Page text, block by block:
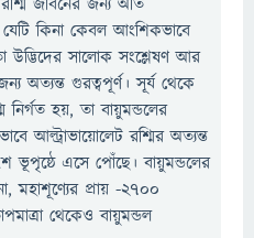
কিনা কেবল আংশিকভাবে
উদ্ভিদের সালোক সংশ্লেষণ আর
অত্যন্ত গুরত্বপূর্ণ। সূর্য থেকে
নির্গত হয়, তা বায়ুমন্ডলের
আল্ট্রাভায়োলেট রশ্মির অত্যন্ত
এসে পোঁছে। বায়ুমন্ডলের
মহাশূণ্যের প্রায় -২৭০০
থেকেও বায়ুমন্ডল